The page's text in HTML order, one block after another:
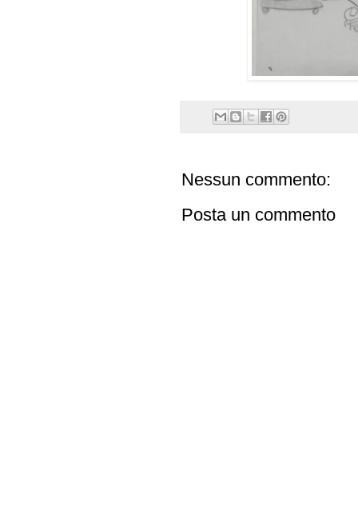
Nessun commento:
Posta un commento